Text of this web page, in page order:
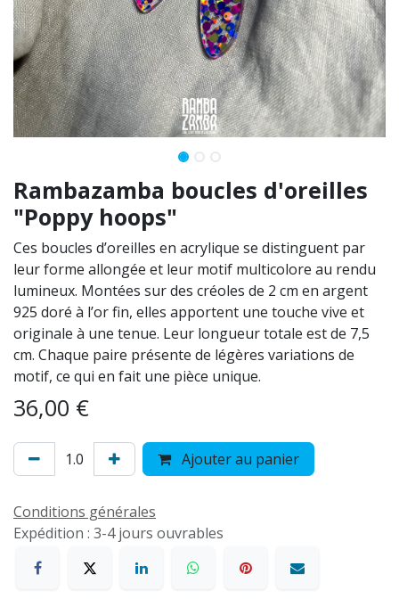
Rambazamba boucles d'oreilles
"Poppy hoops"
Ces boucles d’oreilles en acrylique se distinguent par
leur forme allongée et leur motif multicolore au rendu
lumineux. Montées sur des créoles de 2 cm en argent
925 doré à l’or fin, elles apportent une touche vive et
originale à une tenue. Leur longueur totale est de 7,5
cm. Chaque paire présente de légères variations de
motif, ce qui en fait une pièce unique.
36,00 €
Ajouter au panier
Conditions générales
Expédition : 3-4 jours ouvrables